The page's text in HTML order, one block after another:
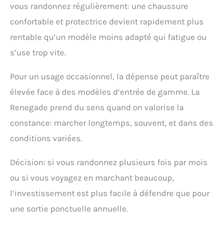
vous randonnez régulièrement: une chaussure
confortable et protectrice devient rapidement plus
rentable qu’un modèle moins adapté qui fatigue ou
s’use trop vite.
Pour un usage occasionnel, la dépense peut paraître
élevée face à des modèles d’entrée de gamme. La
Renegade prend du sens quand on valorise la
constance: marcher longtemps, souvent, et dans des
conditions variées.
Décision: si vous randonnez plusieurs fois par mois
ou si vous voyagez en marchant beaucoup,
l’investissement est plus facile à défendre que pour
une sortie ponctuelle annuelle.